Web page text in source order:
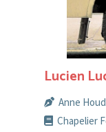
Lucien
Anne
Chapelier